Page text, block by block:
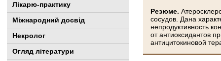
Лікарю-практику
Міжнародний досвід
Некролог
Огляд літератури
Резюме.
сосудов. Дана
непродуктивность
от антиоксидантов
антицитокиновой